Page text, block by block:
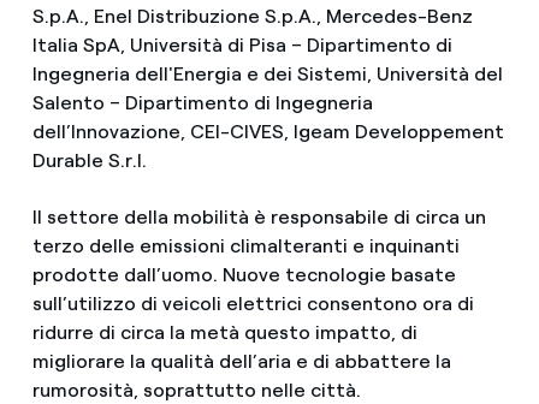
S.p.A., Enel Distribuzione S.p.A., Mercedes-Benz
Italia SpA, Università di Pisa – Dipartimento di
Ingegneria dell'Energia e dei Sistemi, Università del
Salento – Dipartimento di Ingegneria
dell’Innovazione, CEI-CIVES, Igeam Developpement
Durable S.r.l.
Il settore della mobilità è responsabile di circa un
terzo delle emissioni climalteranti e inquinanti
prodotte dall’uomo. Nuove tecnologie basate
sull’utilizzo di veicoli elettrici consentono ora di
ridurre di circa la metà questo impatto, di
migliorare la qualità dell’aria e di abbattere la
rumorosità, soprattutto nelle città.